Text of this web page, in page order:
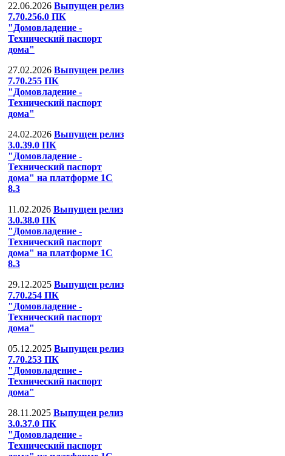
22.06.2026 Выпущен релиз
7.70.256.0 ПК
"Домовладение -
Технический паспорт
дома"
27.02.2026 Выпущен релиз
7.70.255 ПК
"Домовладение -
Технический паспорт
дома"
24.02.2026 Выпущен релиз
3.0.39.0 ПК
"Домовладение -
Технический паспорт
дома" на платформе 1С
8.3
11.02.2026 Выпущен релиз
3.0.38.0 ПК
"Домовладение -
Технический паспорт
дома" на платформе 1С
8.3
29.12.2025 Выпущен релиз
7.70.254 ПК
"Домовладение -
Технический паспорт
дома"
05.12.2025 Выпущен релиз
7.70.253 ПК
"Домовладение -
Технический паспорт
дома"
28.11.2025 Выпущен релиз
3.0.37.0 ПК
"Домовладение -
Технический паспорт